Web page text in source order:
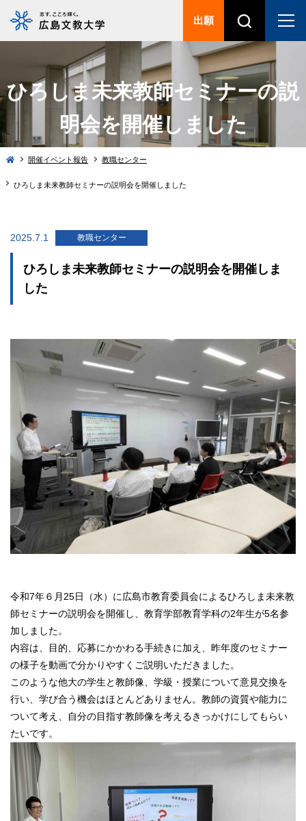
ひろしま未来教師セミナーの説
明会を開催しました
開催イベント報告 教職センター
ひろしま未来教師セミナーの説明会を開催しました
2025.7.1 教職センター
ひろしま未来教師セミナーの説明会を開催しま
した
令和7年６月25日（水）に広島市教育委員会によるひろしま未来教
師セミナーの説明会を開催し、教育学部教育学科の2年生が5名参
加しました。
内容は、目的、応募にかかわる手続きに加え、昨年度のセミナー
の様子を動画で分かりやすくご説明いただきました。
このような他大の学生と教師像、学級・授業について意見交換を
行い、学び合う機会はほとんどありません。教師の資質や能力に
ついて考え、自分の目指す教師像を考えるきっかけにしてもらい
たいです。
出願